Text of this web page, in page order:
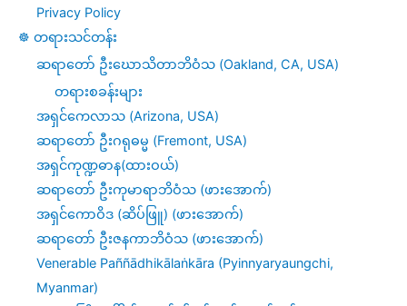
Privacy Policy
☸️ တရားသင်တန်း
ဆရာတော် ဦးဃောသိတာဘိဝံသ (Oakland, CA, USA)
တရားစခန်းများ
အရှင်ကေလာသ (Arizona, USA)
ဆရာတော် ဦးဂရုဓမ္မ (Fremont, USA)
အရှင်ကုဏ္ဍဓာန(ထားဝယ်)
ဆရာတော် ဦးကုမာရာဘိဝံသ (ဖားအောက်)
အရှင်ကောဝိဒ (ဆိပ်ဖြူ) (ဖားအောက်)
ဆရာတော် ဦးဇနကာဘိဝံသ (ဖားအောက်)
Venerable Paññādhikālaṅkāra (Pyinnyaryaungchi,
Myanmar)